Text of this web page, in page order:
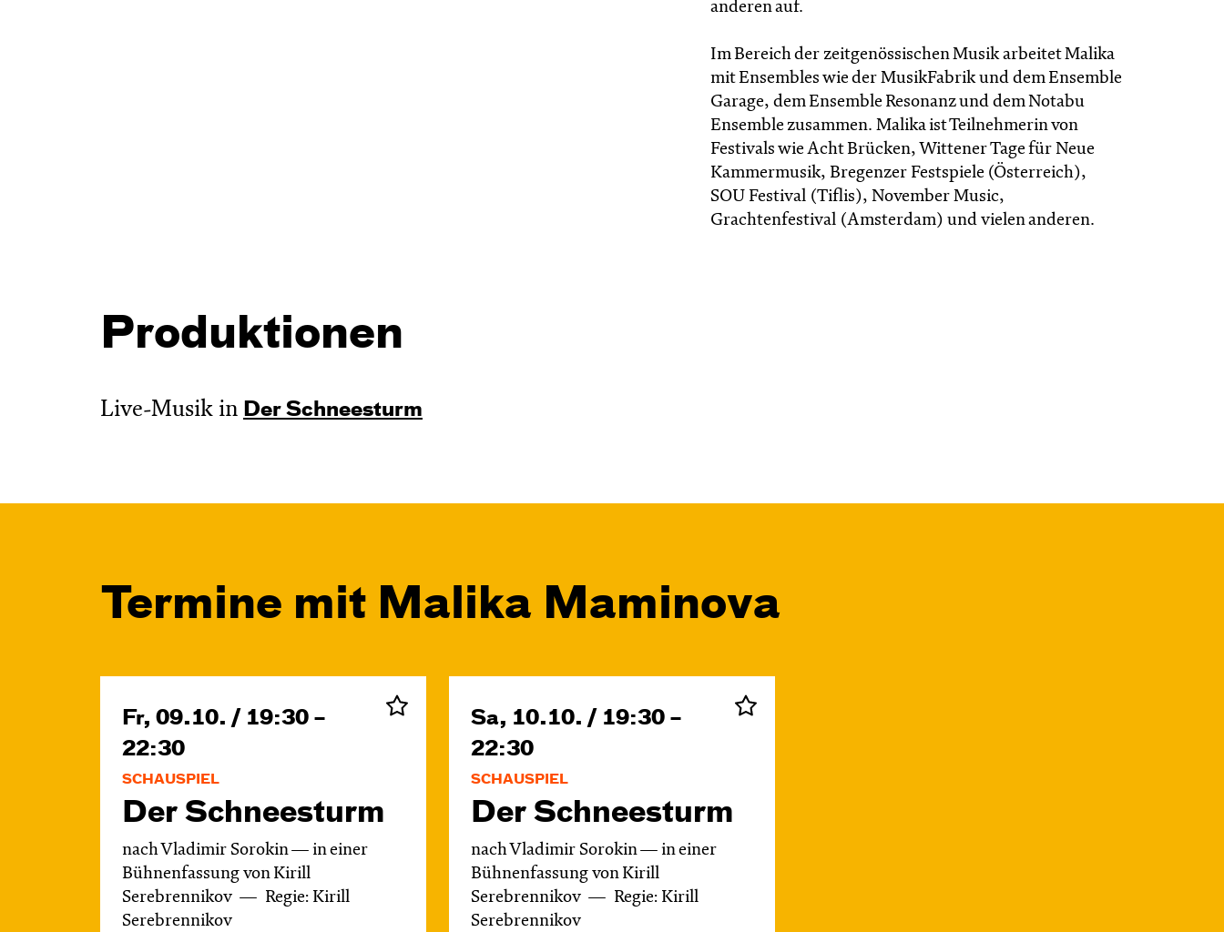
anderen auf.
Im Bereich der zeitgenössischen Musik arbeitet Malika
mit Ensembles wie der MusikFabrik und dem Ensemble
Garage, dem Ensemble Resonanz und dem Notabu
Ensemble zusammen. Malika ist Teilnehmerin von
Festivals wie Acht Brücken, Wittener Tage für Neue
Kammermusik, Bregenzer Festspiele (Österreich),
SOU Festival (Tiflis), November Music,
Grachtenfestival (Amsterdam) und vielen anderen.
Produktionen
Live-Musik in Der Schnee­sturm
Termine mit Malika Maminova
Fr, 09.10. / 19:30 –
22:30
SCHAUSPIEL
Der Schnee­sturm
nach Vladimir Sorokin — in einer
Bühnenfassung von Kirill
Serebrennikov
Regie: Kirill
Serebrennikov
Sa, 10.10. / 19:30 –
22:30
SCHAUSPIEL
Der Schnee­sturm
nach Vladimir Sorokin — in einer
Bühnenfassung von Kirill
Serebrennikov
Regie: Kirill
Serebrennikov